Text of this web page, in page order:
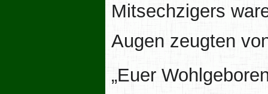
Mitsechzigers
Augen zeugten
„Euer